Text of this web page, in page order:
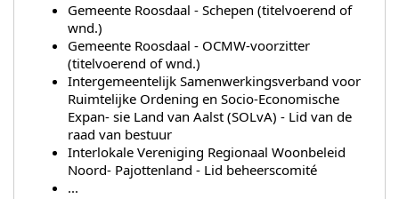
Gemeente Roosdaal - Schepen (titelvoerend of
wnd.)
Gemeente Roosdaal - OCMW-voorzitter
(titelvoerend of wnd.)
Intergemeentelijk Samenwerkingsverband voor
Ruimtelijke Ordening en Socio-Economische
Expan- sie Land van Aalst (SOLvA) - Lid van de
raad van bestuur
Interlokale Vereniging Regionaal Woonbeleid
Noord- Pajottenland - Lid beheerscomité
...